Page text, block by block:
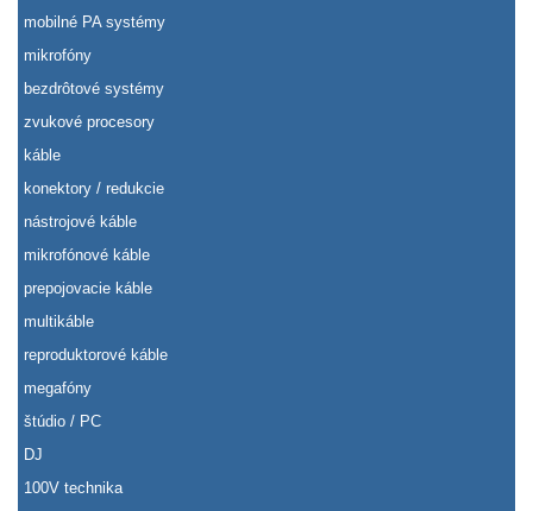
mobilné PA systémy
mikrofóny
bezdrôtové systémy
zvukové procesory
káble
konektory / redukcie
nástrojové káble
mikrofónové káble
prepojovacie káble
multikáble
reproduktorové káble
megafóny
štúdio / PC
DJ
100V technika